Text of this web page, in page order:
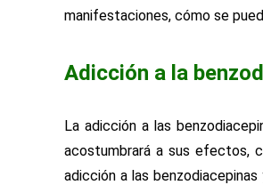
manifestaciones, cómo se
Adicción a la
La adicción a las
acostumbrará a sus efectos,
adicción a las